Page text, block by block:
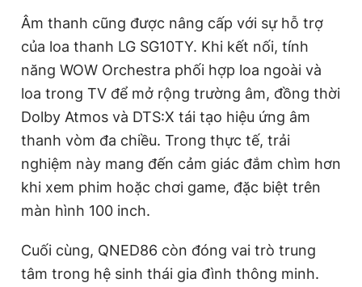
Âm thanh cũng được nâng cấp với sự hỗ trợ
của loa thanh LG SG10TY. Khi kết nối, tính
năng WOW Orchestra phối hợp loa ngoài và
loa trong TV để mở rộng trường âm, đồng thời
Dolby Atmos và DTS:X tái tạo hiệu ứng âm
thanh vòm đa chiều. Trong thực tế, trải
nghiệm này mang đến cảm giác đắm chìm hơn
khi xem phim hoặc chơi game, đặc biệt trên
màn hình 100 inch.
Cuối cùng, QNED86 còn đóng vai trò trung
tâm trong hệ sinh thái gia đình thông minh.